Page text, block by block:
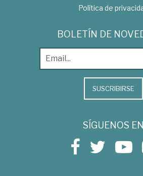
Política de
BOLETÍN DE
SUSCRIBIRSE
SÍGUENOS EN